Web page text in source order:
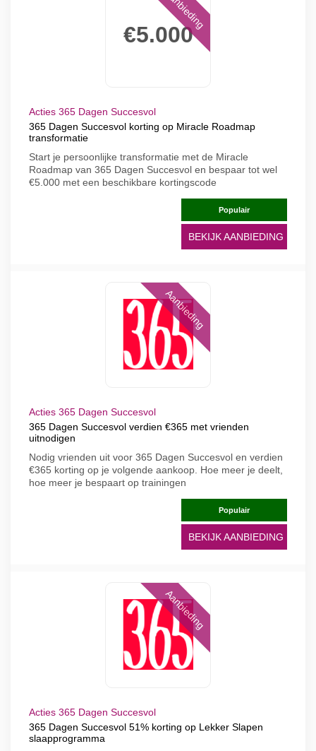
€5.000
Aanbieding
Acties 365 Dagen Succesvol
365 Dagen Succesvol korting op Miracle Roadmap
transformatie
Start je persoonlijke transformatie met de Miracle
Roadmap van 365 Dagen Succesvol en bespaar tot wel
€5.000 met een beschikbare kortingscode
Populair
BEKIJK AANBIEDING
Aanbieding
Acties 365 Dagen Succesvol
365 Dagen Succesvol verdien €365 met vrienden
uitnodigen
Nodig vrienden uit voor 365 Dagen Succesvol en verdien
€365 korting op je volgende aankoop. Hoe meer je deelt,
hoe meer je bespaart op trainingen
Populair
BEKIJK AANBIEDING
Aanbieding
Acties 365 Dagen Succesvol
365 Dagen Succesvol 51% korting op Lekker Slapen
slaapprogramma